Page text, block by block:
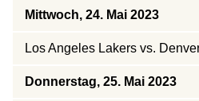
Mittwoch, 24. Mai 2023
Los Angeles Lakers vs.
Donnerstag, 25. Mai 2023